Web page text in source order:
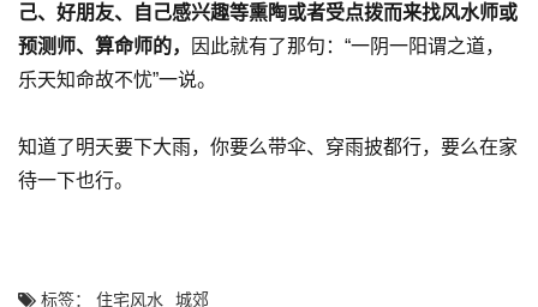
己、好朋友、自己感兴趣等熏陶或者受点拨而来找风水师或
预测师、算命师的，
因此就有了那句：“一阴一阳谓之道，
乐天知命故不忧”一说。
知道了明天要下大雨，你要么带伞、穿雨披都行，要么在家
待一下也行。
标签： 住宅风水 城郊